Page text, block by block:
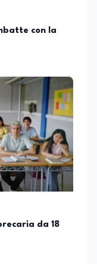
con la
da 18